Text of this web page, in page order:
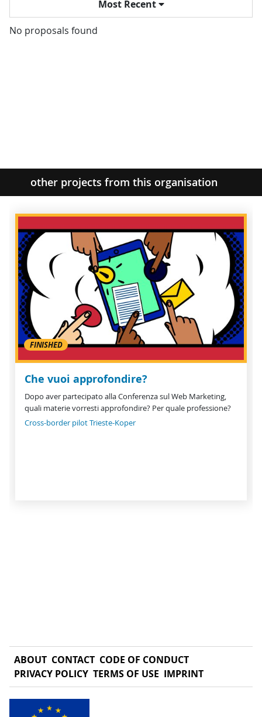
Most Recent
No proposals found
other projects from this organisation
FINISHED
Che vuoi approfondire?
Dopo aver partecipato alla Conferenza sul Web Marketing,
quali materie vorresti approfondire? Per quale professione?
Cross-border pilot Trieste-Koper
ABOUT CONTACT CODE OF CONDUCT
PRIVACY POLICY TERMS OF USE IMPRINT